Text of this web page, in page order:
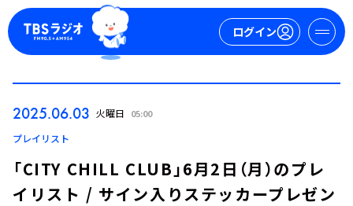
ログイン
2025.06.03 火曜日 05:00
プレイリスト
「CITY CHILL CLUB」6月2日（月）のプレ
イリスト / サイン入りステッカープレゼン